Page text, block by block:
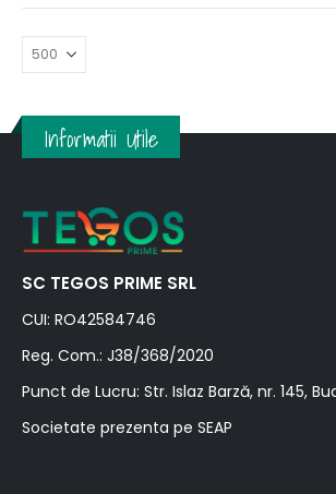
Informatii Utile
SC TEGOS PRIME SRL
CUI: RO42584746
Reg. Com.: J38/368/2020
Punct de Lucru: Str. Islaz Barză, nr. 145,
Societate prezenta pe SEAP